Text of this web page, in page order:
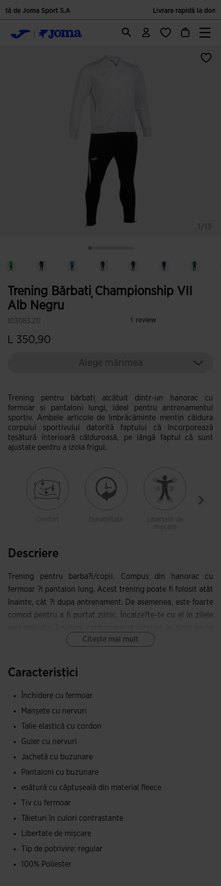
Trening Bărbați Championship VII
Alb Negru
103083.211
L 350,90
Alege mărimea
Trening pentru bărbați alcătuit dintr-un hanorac cu
fermoar și pantaloni lungi, ideal pentru antrenamentul
sportiv. Ambele articole de îmbrăcăminte mențin căldura
corpului sportivului datorită faptului că încorporează
țesătură interioară călduroasă, pe lângă faptul că sunt
ajustate pentru a izola frigul.
Confort Durabilitate
Libertate de
mișcare
Descriere
Trening pentru barba?i/copii. Compus din hanorac cu
fermoar ?i pantalon lung. Acest trening poate fi folosit atât
înainte, cât ?i dupa antrenament. De asemenea, este foarte
comod pentru a fi purtat zilnic. Încalze?te-te cu el în zilele
mi?ti în deplina libertate.
pentru a-?i pastra obiectele esen?iale. Este confec?ionata
cu banda reiata la guler, tiv ?i man?ete, ceea ce permite o
caracterizat de cusaturi contrastante de culoare în zona
umerilor, pe partea frontala superioara ?i la bordurile
laterale.
laterale cu fermoare. Astfel, fotbalistul va putea pastra ?i
transporta confortabil obiectele personale, cum ar fi
telefonul sau cheile, fara grija pierderii lor. De asemenea, au
fermoare la tiv pentru a îmbraca ?i dezbraca rapid ?i u?or.
Treningul este realizat dintr-o ?esatura moale, confortabila
Citește mai mult
Caracteristici
Închidere cu fermoar
Manșete cu nervuri
Talie elastică cu cordon
Guler cu nervuri
Jachetă cu buzunare
Pantaloni cu buzunare
esătură cu căptușeală din material fleece
Tiv cu fermoar
Tăieturi în culori contrastante
Libertate de mișcare
Tip de potrivire: regular
100% Poliester